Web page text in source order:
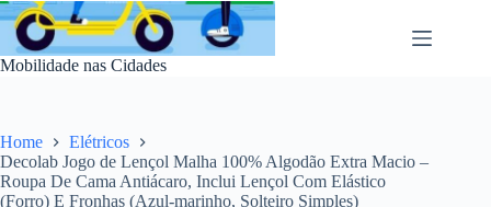
Pular
para
conteúdo
Mobilidade nas Cidades
Home
Elétricos
Decolab Jogo de Lençol Malha 100% Algodão Extra Macio –
Roupa De Cama Antiácaro, Inclui Lençol Com Elástico
(Forro) E Fronhas (Azul-marinho, Solteiro Simples)